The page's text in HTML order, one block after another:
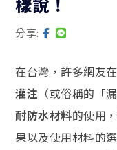
分享:
在台灣，許多網友
灌注 （或俗稱的「
耐防水材料的使用
果以及使用材料的